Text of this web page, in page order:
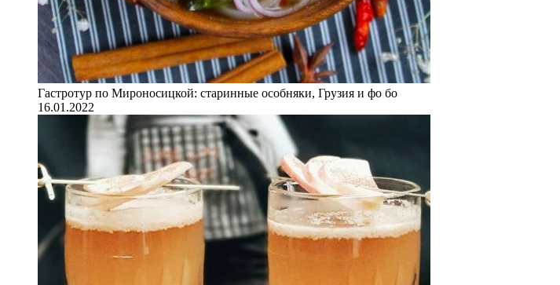
Гастротур по Мироносицкой: старинные особняки, Грузия и фо бо
16.01.2022